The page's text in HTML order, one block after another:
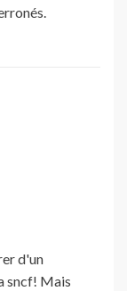
d'un
sncf! Mais